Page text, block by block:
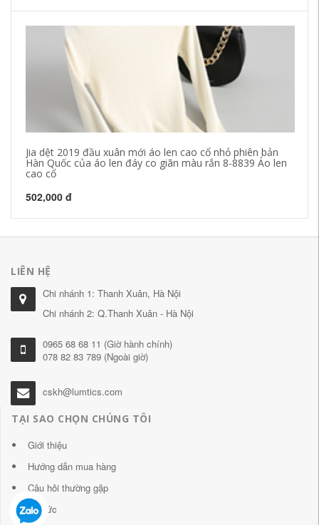
Jia dệt 2019 đầu xuân mới áo len cao cổ nhỏ phiên bản
Hàn Quốc của áo len đáy co giãn màu rắn 8-8839 Áo len
cao cổ
502,000 đ
LIÊN HỆ
Chi nhánh 1: Thanh Xuân, Hà Nội
Chi nhánh 2: Q.Thanh Xuân - Hà Nội
0965 68 68 11 (Giờ hành chính)
078 82 83 789 (Ngoài giờ)
cskh@lumtics.com
TẠI SAO CHỌN CHÚNG TÔI
Giới thiệu
Hướng dẫn mua hàng
Câu hỏi thường gặp
Tin tức